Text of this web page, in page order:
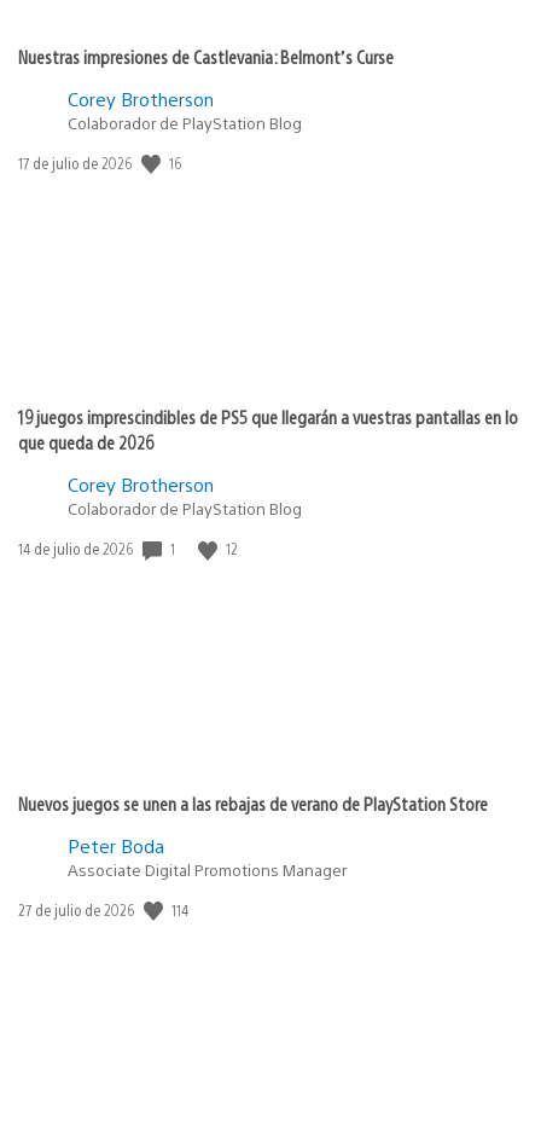
Nuestras impresiones de Castlevania: Belmont’s Curse
Corey Brotherson
Colaborador de PlayStation Blog
Fecha
17 de julio de 2026 16
19 juegos imprescindibles de PS5 que llegarán a vuestras pantallas en lo
que queda de 2026
Corey Brotherson
Colaborador de PlayStation Blog
Fecha
14 de julio de 2026 1 12
Nuevos juegos se unen a las rebajas de verano de PlayStation Store
Peter Boda
Associate Digital Promotions Manager
Fecha
27 de julio de 2026 114